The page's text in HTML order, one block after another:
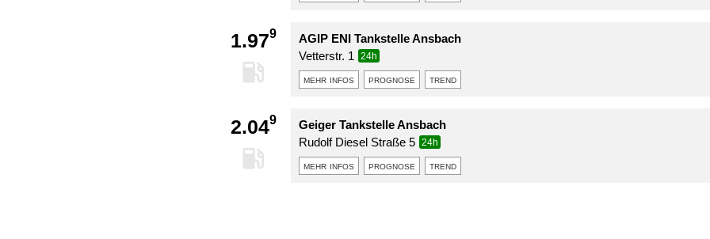
1.979
AGIP ENI Tankstelle Ansbach
Vetterstr. 1
24h
mehr infos prognose trend
2.049
Geiger Tankstelle Ansbach
Rudolf Diesel Straße 5
24h
mehr infos prognose trend